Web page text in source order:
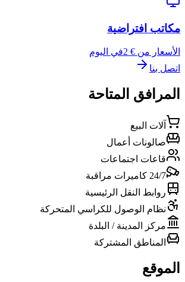
مكاتب افتراضية
الأسعار من € 2
في اليوم
اتصل بنا
المرافق المتاحة
آلات البيع
صالونات أعمال
قاعات اجتماعات
24/7 كاميرات مراقبة
روابط النقل الرئيسية
نظام الوصول للكراسي المتحركة
مركز المدينة / البلدة
المناطق المشتركة
الموقع